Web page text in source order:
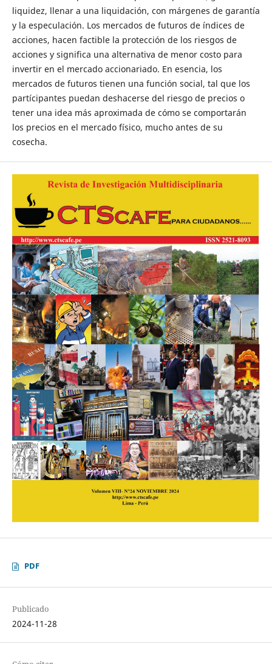
liquidez, llenar a una liquidación, con márgenes de garantía
y la especulación. Los mercados de futuros de índices de
acciones, hacen factible la protección de los riesgos de
acciones y significa una alternativa de menor costo para
invertir en el mercado accionariado. En esencia, los
mercados de futuros tienen una función social, tal que los
partícipantes puedan deshacerse del riesgo de precios o
tener una idea más aproximada de cómo se comportarán
los precios en el mercado físico, mucho antes de su
cosecha.
PDF
Publicado
2024-11-28